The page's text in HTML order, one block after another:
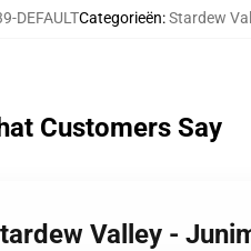
DEFAULTCategorieën:Stardew
Customers Say
Valley -